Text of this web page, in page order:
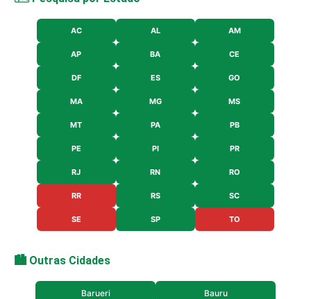
AC AL AM
AP BA CE
DF ES GO
MA MG MS
MT PA PB
PE PI PR
RJ RN RO
RR RS SC
SE SP TO
🏙️ Outras Cidades
Barueri Bauru